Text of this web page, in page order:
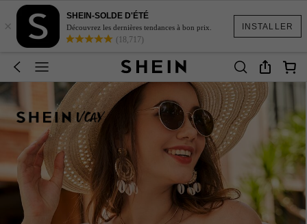
INSTALLER
×
SHEIN-SOLDE D'ÉTÉ
Découvrez les dernières tendances à bon prix.
(18,717)